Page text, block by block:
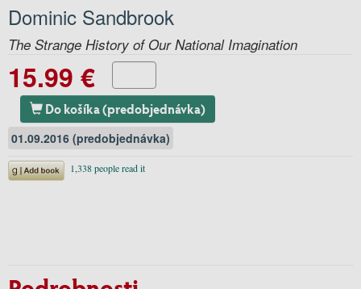
Dominic Sandbrook
The Strange History of Our National Imagination
15.99 €
Do košíka (predobjednávka)
01.09.2016 (predobjednávka)